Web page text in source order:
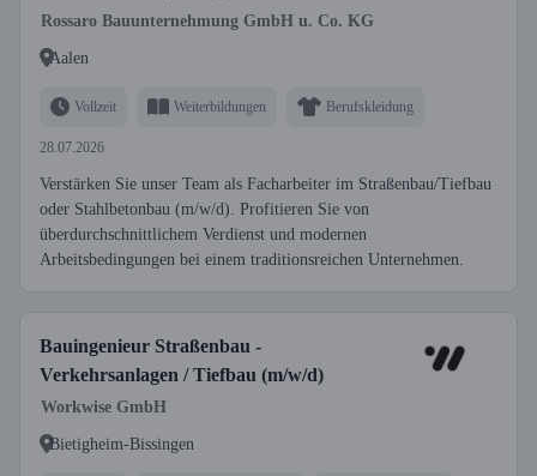
Rossaro Bauunternehmung GmbH u. Co. KG
Aalen
Vollzeit Weiterbildungen Berufskleidung
28.07.2026
Verstärken Sie unser Team als Facharbeiter im Straßenbau/Tiefbau
oder Stahlbetonbau (m/w/d). Profitieren Sie von
überdurchschnittlichem Verdienst und modernen
Arbeitsbedingungen bei einem traditionsreichen Unternehmen.
Bauingenieur Straßenbau -
Verkehrsanlagen / Tiefbau (m/w/d)
Workwise GmbH
Bietigheim-Bissingen